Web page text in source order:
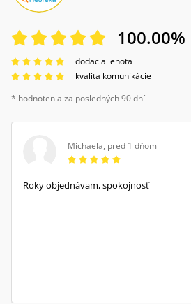
100.00%
dodacia lehota
kvalita komunikácie
* hodnotenia za posledných 90 dní
Michaela, pred 1 dňom
Roky objednávam, spokojnosť